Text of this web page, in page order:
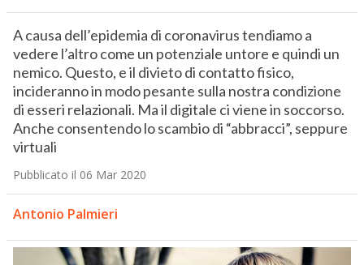
A causa dell’epidemia di coronavirus tendiamo a
vedere l’altro come un potenziale untore e quindi un
nemico. Questo, e il divieto di contatto fisico,
incideranno in modo pesante sulla nostra condizione
di esseri relazionali. Ma il digitale ci viene in soccorso.
Anche consentendo lo scambio di “abbracci”, seppure
virtuali
Pubblicato il 06 Mar 2020
Antonio Palmieri